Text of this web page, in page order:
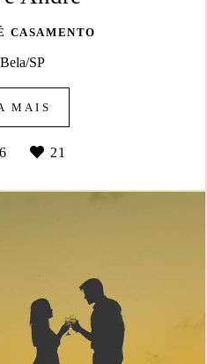
CASAMENTO
SP
MAIS
21